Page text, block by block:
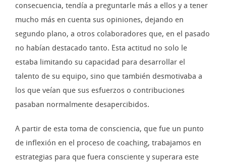
consecuencia, tendía a preguntarle más a ellos y a tener
mucho más en cuenta sus opiniones, dejando en
segundo plano, a otros colaboradores que, en el pasado
no habían destacado tanto. Esta actitud no solo le
estaba limitando su capacidad para desarrollar el
talento de su equipo, sino que también desmotivaba a
los que veían que sus esfuerzos o contribuciones
pasaban normalmente desapercibidos.
A partir de esta toma de consciencia, que fue un punto
de inflexión en el proceso de coaching, trabajamos en
estrategias para que fuera consciente y superara este